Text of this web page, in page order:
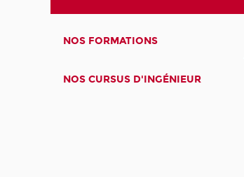
NOS FORMATIONS
NOS CURSUS D'INGÉNIEUR